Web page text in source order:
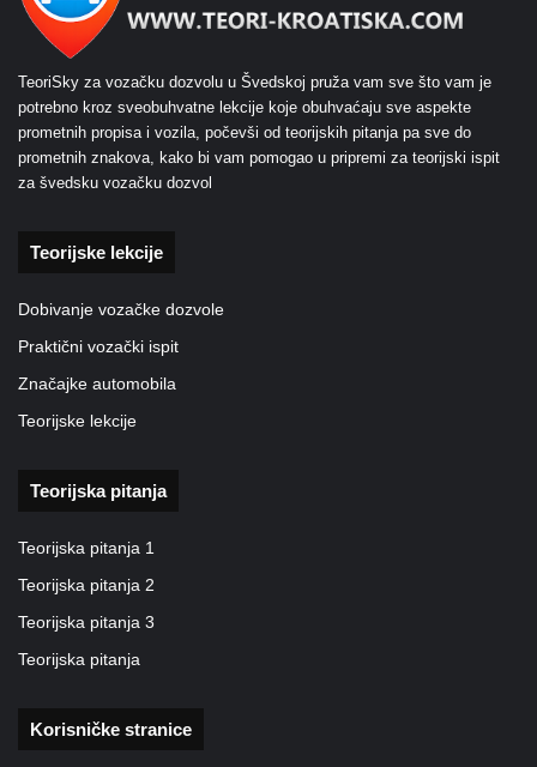
TeoriSky za vozačku dozvolu u Švedskoj pruža vam sve što vam je
potrebno kroz sveobuhvatne lekcije koje obuhvaćaju sve aspekte
prometnih propisa i vozila, počevši od teorijskih pitanja pa sve do
prometnih znakova, kako bi vam pomogao u pripremi za teorijski ispit
za švedsku vozačku dozvol
Teorijske lekcije
Dobivanje vozačke dozvole
Praktični vozački ispit
Značajke automobila
Teorijske lekcije
Teorijska pitanja
Teorijska pitanja 1
Teorijska pitanja 2
Teorijska pitanja 3
Teorijska pitanja
Korisničke stranice